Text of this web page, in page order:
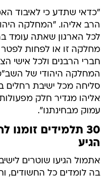
"כדאי שתדע כי לאיבוד
הרב אליהו. "המחלקה
לכל הארגון שאתה עומד
מחלקה זו או לפחות
חברי הרבנים ולכל אישי
המחלקה היהודי של
סליחה מכל ישיבת רחלים
אליהו מגדיר חלק
עמוק מבחינתנו".
30 תלמידים
הגיע
אתמול הגיעו שוטרים
בה לומדים כל החשודים,